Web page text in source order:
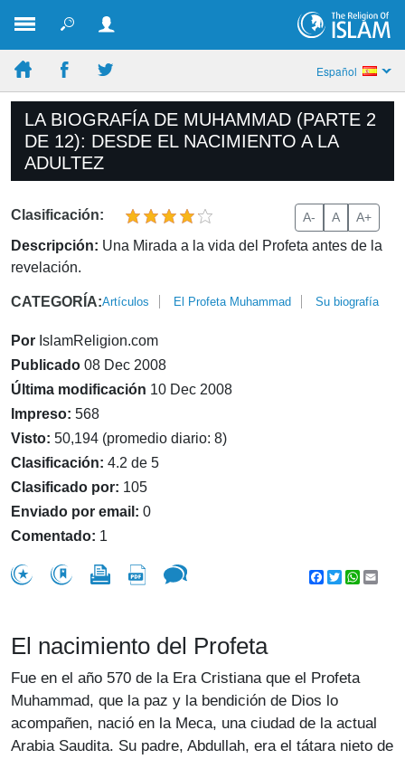
Español
LA BIOGRAFÍA DE MUHAMMAD (PARTE 2
DE 12): DESDE EL NACIMIENTO A LA
ADULTEZ
Clasificación: A- A A+
Descripción: Una Mirada a la vida del Profeta antes de la
revelación.
CATEGORÍA:Artículos El Profeta Muhammad Su biografía
Por IslamReligion.com
Publicado 08 Dec 2008
Última modificación 10 Dec 2008
Impreso: 568
Visto: 50,194 (promedio diario: 8)
Clasificación: 4.2 de 5
Clasificado por: 105
Enviado por email: 0
Comentado: 1
Facebook
Twitter
El nacimiento del Profeta
Fue en el año 570 de la Era Cristiana que el Profeta
Muhammad, que la paz y la bendición de Dios lo
acompañen, nació en la Meca, una ciudad de la actual
Arabia Saudita. Su padre, Abdullah, era el tátara nieto de